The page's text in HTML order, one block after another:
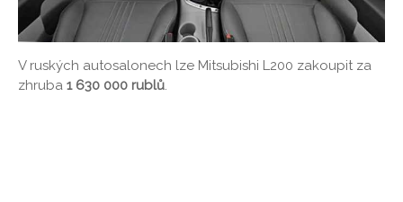
V ruských autosalonech lze Mitsubishi L200 zakoupit za
zhruba 1 630 000 rublů.